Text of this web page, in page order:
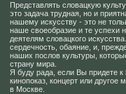
Представлять словацкую
это задача трудная, но и
нашему искусству - это не
наше своеобразие и те успехи
деятелям словацкого
сердечность, обаяние, и,
наших послов культуры,
страну мира.
Я буду рада, если Вы придете
кинопоказ, концерт или
в Москве.